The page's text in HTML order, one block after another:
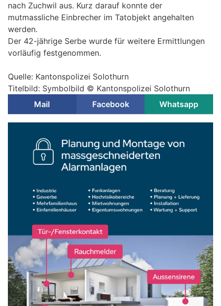
nach Zuchwil aus. Kurz darauf konnte der
mutmassliche Einbrecher im Tatobjekt angehalten
werden.
Der 42-jährige Serbe wurde für weitere Ermittlungen
vorläufig festgenommen.
Quelle: Kantonspolizei Solothurn
Titelbild: Symbolbild © Kantonspolizei Solothurn
Mail
Facebook Whatsapp